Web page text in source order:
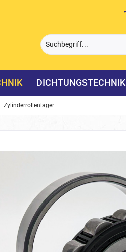
DICHTUNGSTECHNIK
Zylinderrollenlager